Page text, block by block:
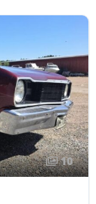
10